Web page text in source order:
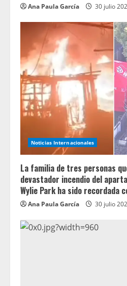
Ana Paula García 30 julio
Noticias Internacionales
La familia de tres personas
devastador incendio del
Wylie Park ha sido recordada
Ana Paula García 30 julio